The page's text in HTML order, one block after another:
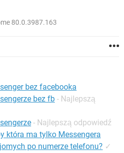
80.0.3987.163
bez facebooka
bez fb - Najlepszą
- Najlepszą odpowiedź
która ma tylko Messengera
po numerze telefonu? ✓